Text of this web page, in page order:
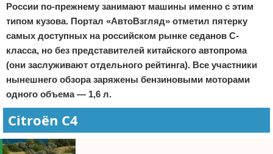
России по-прежнему занимают машины именно с этим
типом кузова. Портал «АвтоВзгляд» отметил пятерку
самых доступных на российском рынке седанов С-
класса, но без представителей китайского автопрома
(они заслуживают отдельного рейтинга). Все участники
нынешнего обзора заряжены бензиновыми моторами
одного объема — 1,6 л.
Citroёn C4